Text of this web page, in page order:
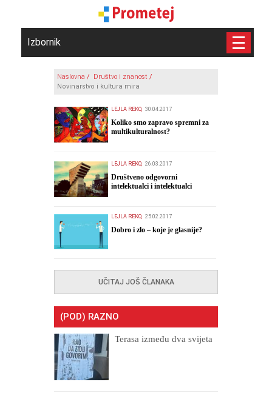
Izbornik
Naslovna / Društvo i znanost /
Novinarstvo i kultura mira
LEJLA REKO, 30.04.2017
Koliko smo zapravo spremni za
multikulturalnost?
LEJLA REKO, 26.03.2017
Društveno odgovorni
intelektualci i intelektualci
LEJLA REKO, 25.02.2017
Dobro i zlo – koje je glasnije?
UČITAJ JOŠ ČLANAKA
(POD) RAZNO
Terasa između dva svijeta